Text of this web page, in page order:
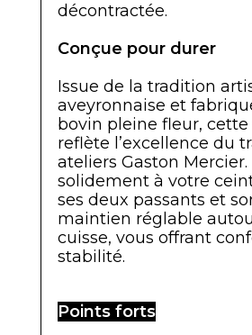
décontractée.
Conçue pour durer
Issue de la tradition
aveyronnaise et
bovin pleine fleur, cette
reflète l’excellence du
ateliers Gaston Mercier.
solidement à votre
ses deux passants et
maintien réglable
cuisse, vous offrant
stabilité.
Points forts